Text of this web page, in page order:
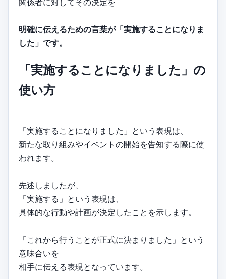
関係者に対してその決定を
明確に伝えるための言葉が「実施することになりま
した」です。
「実施することになりました」の
使い方
「実施することになりました」という表現は、
新たな取り組みやイベントの開始を告知する際に使
われます。
先述しましたが、
「実施する」という表現は、
具体的な行動や計画が決定したことを示します。
「これから行うことが正式に決まりました」という
意味合いを
相手に伝える表現となっています。